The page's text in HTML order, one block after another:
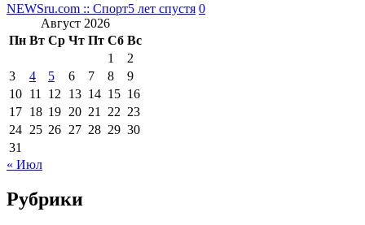
NEWSru.com :: Спорт5 лет спустя 0
Август 2026
Пн Вт Ср Чт Пт Сб Вс
1
2
3
4 5 6 7 8
9
10 11 12 13 14 15 16
17 18 19 20 21 22 23
24 25 26 27 28 29 30
31
« Июл
Рубрики